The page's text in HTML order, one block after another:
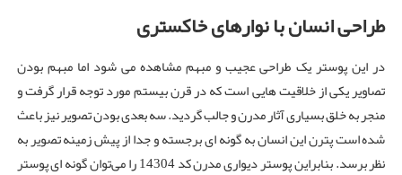
طراحی انسان با نوارهای خاکستری
در این پوستر یک طراحی عجیب و مبهم مشاهده می شود اما مبهم بودن
تصاویر یکی از خلاقیت هایی است که در قرن بیستم مورد توجه قرار گرفت و
منجر به خلق بسیاری آثار مدرن و جالب گردید. سه بعدی بودن تصویر نیز باعث
شده است پترن این انسان به گونه ای برجسته و جدا از پیش زمینه تصویر به
نظر برسد. بنابراین پوستر دیواری مدرن کد 14304 را می‌توان گونه ای پوستر